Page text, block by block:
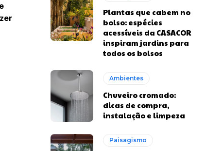
Plantas que cabem no
bolso: espécies
acessíveis da CASACOR
inspiram jardins para
todos os bolsos
Ambientes
Chuveiro cromado:
dicas de compra,
instalação e limpeza
Paisagismo